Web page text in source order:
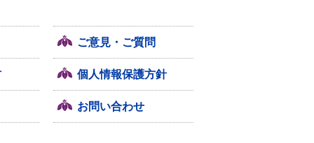
ご意見・ご質問
個人情報保護方針
お問い合わせ